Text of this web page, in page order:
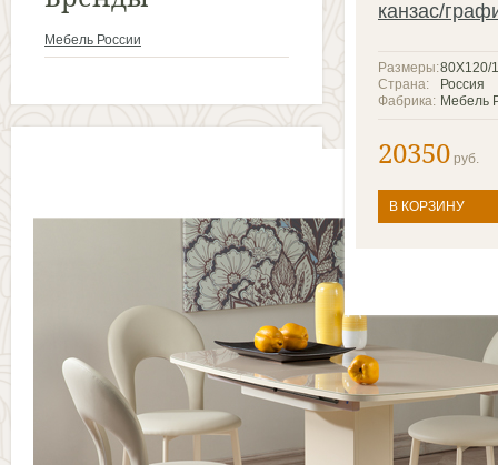
Мебель России
канзас/
80Х120/
Размеры:
Россия
Страна:
Мебель
Фабрика:
20350 руб.
В КОРЗИНУ